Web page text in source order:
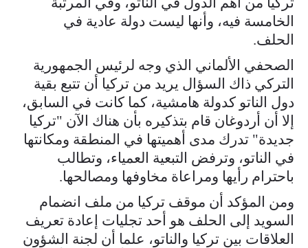
الخامسة فيه، وأنها ليست دولة عادية في
الحلف.
الصحفي الألماني الذي وجه لرئيس الجمهورية
التركي ذاك السؤال يريد من تركيا أن تتبع بقية
دول الناتو كدولة هامشية، كما كانت في السابق،
إلا أن أردوغان قام بتذكيره بأن هناك الآن "تركيا
جديدة" تدرك مدى أهميتها في المنطقة ومكانتها
في الناتو، وترفض التبعية العمياء، وتطالب
باحترام رأيها ومراعاة مخاوفها ومصالحها.
ومن المؤكد أن موقف تركيا من ملف انضمام
السويد إلى الحلف هو أحد تجليات إعادة تعريف
العلاقات بين تركيا والناتو، علما أن لجنة الشؤون